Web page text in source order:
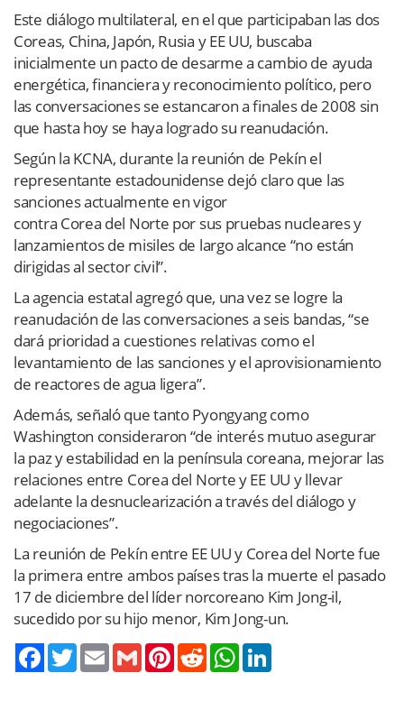
Este diálogo multilateral, en el que participaban las dos
Coreas, China, Japón, Rusia y EE UU, buscaba
inicialmente un pacto de desarme a cambio de ayuda
energética, financiera y reconocimiento político, pero
las conversaciones se estancaron a finales de 2008 sin
que hasta hoy se haya logrado su reanudación.
Según la KCNA, durante la reunión de Pekín el
representante estadounidense dejó claro que las
sanciones actualmente en vigor
contra Corea del Norte por sus pruebas nucleares y
lanzamientos de misiles de largo alcance “no están
dirigidas al sector civil”.
La agencia estatal agregó que, una vez se logre la
reanudación de las conversaciones a seis bandas, “se
dará prioridad a cuestiones relativas como el
levantamiento de las sanciones y el aprovisionamiento
de reactores de agua ligera”.
Además, señaló que tanto Pyongyang como
Washington consideraron “de interés mutuo asegurar
la paz y estabilidad en la península coreana, mejorar las
relaciones entre Corea del Norte y EE UU y llevar
adelante la desnuclearización a través del diálogo y
negociaciones”.
La reunión de Pekín entre EE UU y Corea del Norte fue
la primera entre ambos países tras la muerte el pasado
17 de diciembre del líder norcoreano Kim Jong-il,
sucedido por su hijo menor, Kim Jong-un.
TwitterEmail Gmail PinterestReddit WhatsApp